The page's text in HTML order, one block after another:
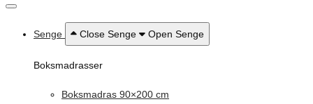
Senge Close Senge Open Senge
Boksmadrasser
Boksmadras 90×200 cm